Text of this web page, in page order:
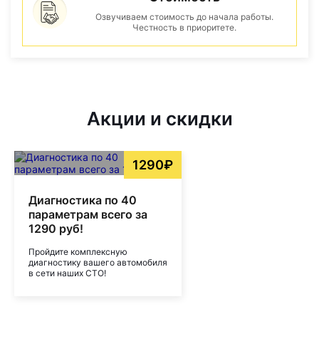
Озвучиваем стоимость до начала работы.
Честность в приоритете.
Акции и скидки
1290₽
Диагностика по 40
параметрам всего за
1290 руб!
Пройдите комплексную
диагностику вашего автомобиля
в сети наших СТО!